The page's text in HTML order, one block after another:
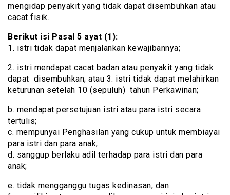
mengidap penyakit yang tidak dapat disembuhkan atau
cacat fisik.
Berikut isi Pasal 5 ayat (1):
1. istri tidak dapat menjalankan kewajibannya;
2. istri mendapat cacat badan atau penyakit yang tidak
dapat disembuhkan; atau 3. istri tidak dapat melahirkan
keturunan setelah 10 (sepuluh) tahun Perkawinan;
b. mendapat persetujuan istri atau para istri secara
tertulis;
c. mempunyai Penghasilan yang cukup untuk membiayai
para istri dan para anak;
d. sanggup berlaku adil terhadap para istri dan para
anak;
e. tidak mengganggu tugas kedinasan; dan